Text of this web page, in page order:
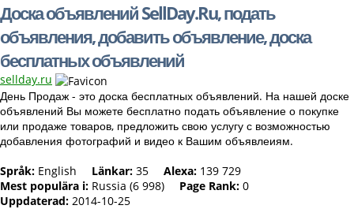
Доска объявлений SellDay.Ru, подать
объявления, добавить объявление, доска
бесплатных объявлений
sellday.ru
День Продаж - это доска бесплатных объявлений. На нашей доске
объявлений Вы можете бесплатно подать объявление о покупке
или продаже товаров, предложить свою услугу с возможностью
добавления фотографий и видео к Вашим объявлеиям.
Språk: English Länkar: 35 Alexa: 139 729
Mest populära i: Russia (6 998) Page Rank: 0
Uppdaterad: 2014-10-25